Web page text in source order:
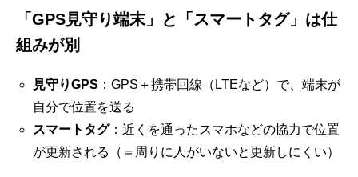
「GPS見守り端末」と「スマートタグ」は仕
組みが別
見守りGPS ：GPS＋携帯回線（LTEなど）で、端末が
自分で位置を送る
スマートタグ：近くを通ったスマホなどの協力で位置
が更新される（＝周りに人がいないと更新しにくい）